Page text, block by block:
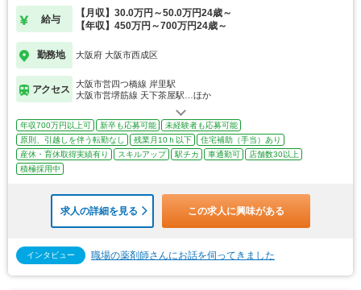
給与
【月収】30.0万円～50.0万円24歳～
【年収】450万円～700万円24歳～
勤務地 大阪府 大阪市西成区
アクセス
大阪市営四つ橋線 岸里駅
大阪市営堺筋線 天下茶屋駅…ほか
年収700万円以上可 新卒も応募可能
未経験者も応募可能
原則、引越しを伴う転勤なし
残業月10ｈ以下
住宅補助（手当）あり
産休・育休取得実績有り
スキルアップ 駅チカ 車通勤可
店舗数30以上
積極採用中
求人の詳細を見る この求人に興味がある
インタビュー 職場の薬剤師さんにお話を伺ってきました